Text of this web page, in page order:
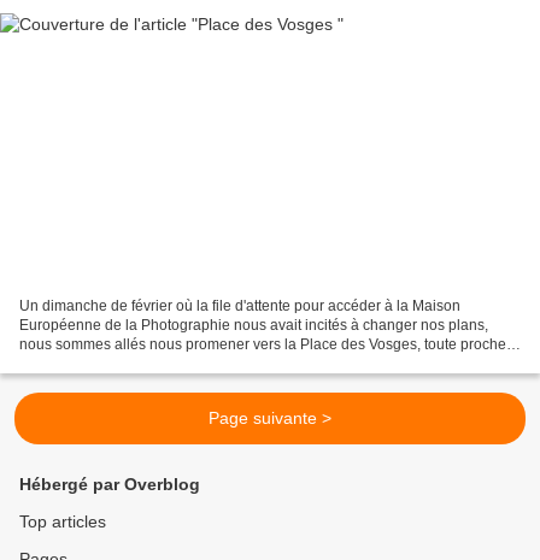
Un dimanche de février où la file d'attente pour accéder à la Maison
Européenne de la Photographie nous avait incités à changer nos plans,
nous sommes allés nous promener vers la Place des Vosges, toute proche,
Page suivante >
Hébergé par Overblog
Top articles